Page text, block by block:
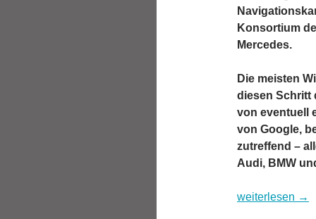
Konsortium
Mercedes.
Die meisten
diesen Schritt
von eventuell
von Google,
zutreffend –
Audi, BMW
Worum es
weiterlesen →